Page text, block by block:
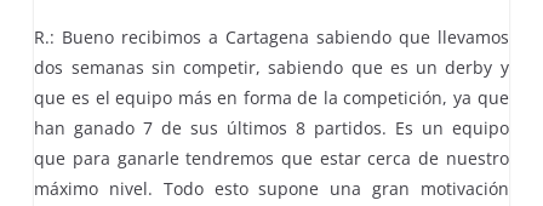
R.: Bueno recibimos a Cartagena sabiendo que llevamos
dos semanas sin competir, sabiendo que es un derby y
que es el equipo más en forma de la competición, ya que
han ganado 7 de sus últimos 8 partidos. Es un equipo
que para ganarle tendremos que estar cerca de nuestro
máximo nivel. Todo esto supone una gran motivación